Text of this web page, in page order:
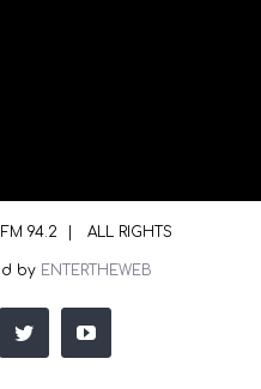
94.2 | ALL RIGHTS
by ENTERTHEWEB
twitter youtube